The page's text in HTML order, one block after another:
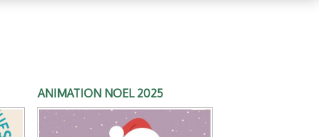
ANIMATION NOEL 2025